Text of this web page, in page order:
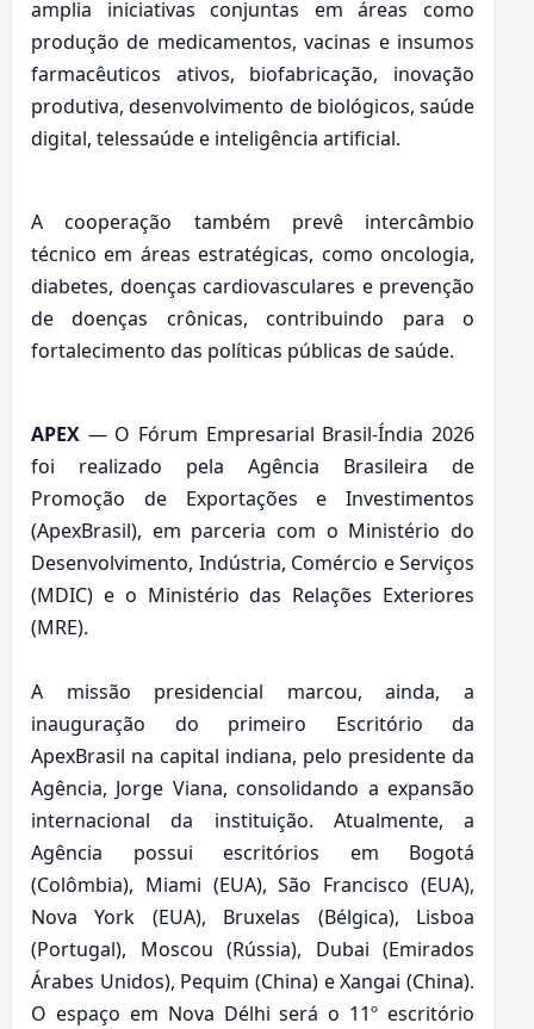
amplia iniciativas conjuntas em áreas como
produção de medicamentos, vacinas e insumos
farmacêuticos ativos, biofabricação, inovação
produtiva, desenvolvimento de biológicos, saúde
digital, telessaúde e inteligência artificial.
A cooperação também prevê intercâmbio
técnico em áreas estratégicas, como oncologia,
diabetes, doenças cardiovasculares e prevenção
de doenças crônicas, contribuindo para o
fortalecimento das políticas públicas de saúde.
APEX — O Fórum Empresarial Brasil-Índia 2026
foi realizado pela Agência Brasileira de
Promoção de Exportações e Investimentos
(ApexBrasil), em parceria com o Ministério do
Desenvolvimento, Indústria, Comércio e Serviços
(MDIC) e o Ministério das Relações Exteriores
(MRE).
A missão presidencial marcou, ainda, a
inauguração do primeiro Escritório da
ApexBrasil na capital indiana, pelo presidente da
Agência, Jorge Viana, consolidando a expansão
internacional da instituição. Atualmente, a
Agência possui escritórios em Bogotá
(Colômbia), Miami (EUA), São Francisco (EUA),
Nova York (EUA), Bruxelas (Bélgica), Lisboa
(Portugal), Moscou (Rússia), Dubai (Emirados
Árabes Unidos), Pequim (China) e Xangai (China).
O espaço em Nova Délhi será o 11º escritório